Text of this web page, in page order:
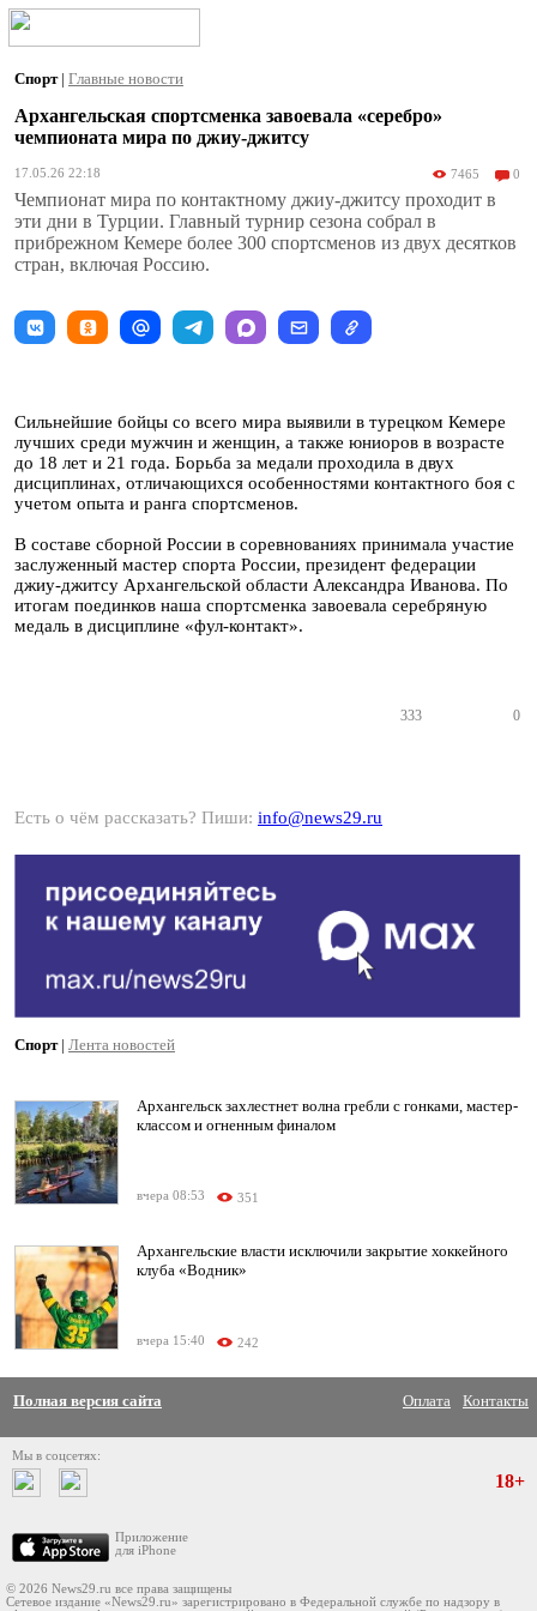
Спорт | Главные новости
Архангельская спортсменка завоевала «серебро»
чемпионата мира по джиу-джитсу
17.05.26 22:18 7465 0
Чемпионат мира по контактному джиу-джитсу проходит в
эти дни в Турции. Главный турнир сезона собрал в
прибрежном Кемере более 300 спортсменов из двух десятков
стран, включая Россию.
Сильнейшие бойцы со всего мира выявили в турецком Кемере
лучших среди мужчин и женщин, а также юниоров в возрасте
до 18 лет и 21 года. Борьба за медали проходила в двух
дисциплинах, отличающихся особенностями контактного боя с
учетом опыта и ранга спортсменов.
В составе сборной России в соревнованиях принимала участие
заслуженный мастер спорта России, президент федерации
джиу-джитсу Архангельской области Александра Иванова. По
итогам поединков наша спортсменка завоевала серебряную
медаль в дисциплине «фул-контакт».
333 0
Есть о чём рассказать? Пиши: info@news29.ru
Спорт| Лента новостей
Архангельск захлестнет волна гребли с гонками, мастер-
классом и огненным финалом
вчера 08:53 351
Архангельские власти исключили закрытие хоккейного
клуба «Водник»
вчера 15:40 242
Полная версия сайта Оплата Контакты
Мы в соцсетях:
Приложение
для iPhone
18+
© 2026 News29.ru все права защищены
Сетевое издание «News29.ru» зарегистрировано в Федеральной службе по надзору в